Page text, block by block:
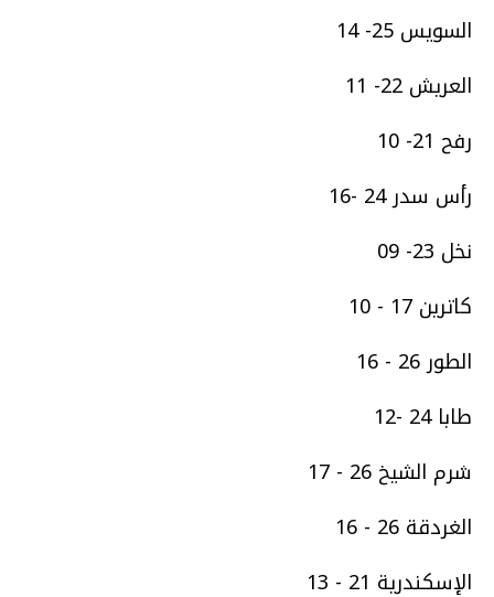
السويس 25- 14
العريش 22- 11
رفح 21- 10
رأس سدر 24 -16
نخل 23- 09
كاترين 17 - 10
الطور 26 - 16
طابا 24 -12
شرم الشيخ 26 - 17
الغردقة 26 - 16
الإسكندرية 21 - 13